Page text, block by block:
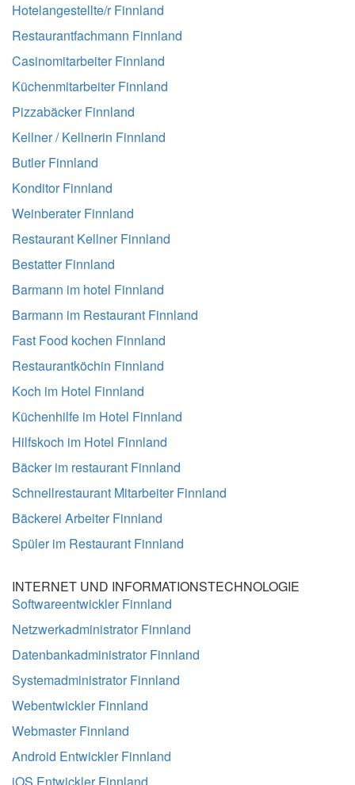
Hotelangestellte/r Finnland
Restaurantfachmann Finnland
Casinomitarbeiter Finnland
Küchenmitarbeiter Finnland
Pizzabäcker Finnland
Kellner / Kellnerin Finnland
Butler Finnland
Konditor Finnland
Weinberater Finnland
Restaurant Kellner Finnland
Bestatter Finnland
Barmann im hotel Finnland
Barmann im Restaurant Finnland
Fast Food kochen Finnland
Restaurantköchin Finnland
Koch im Hotel Finnland
Küchenhilfe im Hotel Finnland
Hilfskoch im Hotel Finnland
Bäcker im restaurant Finnland
Schnellrestaurant Mitarbeiter Finnland
Bäckerei Arbeiter Finnland
Spüler im Restaurant Finnland
INTERNET UND INFORMATIONSTECHNOLOGIE
Softwareentwickler Finnland
Netzwerkadministrator Finnland
Datenbankadministrator Finnland
Systemadministrator Finnland
Webentwickler Finnland
Webmaster Finnland
Android Entwickler Finnland